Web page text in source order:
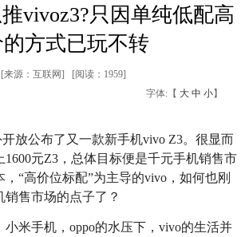
vivoz3?只因单纯低配高
方式已玩不转
[来源：互联网] [阅读：1959]
字体:【 大 中 小】
放公布了又一款新手机vivo Z3。很显而
元Z3，总体目标便是千元手机销售市
“高价位标配”为主导的vivo，如何也刚
售市场的点子了？
小米手机，oppo的水压下，vivo的生活并